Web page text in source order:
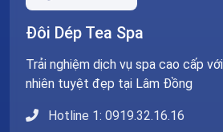
Đôi Dép Tea Spa
Trải nghiệm dịch vụ spa cao cấp
nhiên tuyệt đẹp tại Lâm Đồng
Hotline 1: 0919.32.16.16